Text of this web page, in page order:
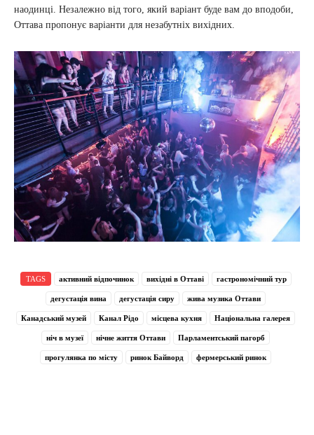
наодинці. Незалежно від того, який варіант буде вам до вподоби,
Оттава пропонує варіанти для незабутніх вихідних.
TAGS активний відпочинок вихідні в Оттаві гастрономічний тур
дегустація вина дегустація сиру жива музика Оттави
Канадський музей Канал Рідо місцева кухня Національна галерея
ніч в музеї нічне життя Оттави Парламентський пагорб
прогулянка по місту ринок Байворд фермерський ринок